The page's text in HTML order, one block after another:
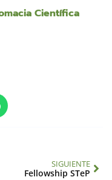
Científica
SIGUIENTE
Fellowship STeP